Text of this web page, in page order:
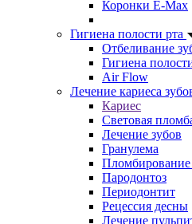
Коронки E-Max
Гигиена полости рта
Отбеливание
Гигиена
Air Flow
Лечение кариеса
Кариес
Световая
Лечение зубов
Гранулема
Пломбирование
Пародонтоз
Периодонтит
Рецессия десны
Лечение